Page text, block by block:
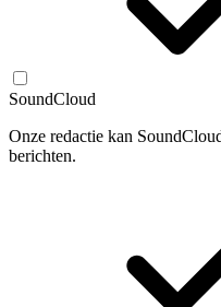
SoundCloud
Onze redactie kan
berichten.